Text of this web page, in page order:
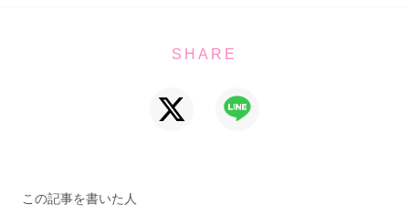
SHARE
この記事を書いた人